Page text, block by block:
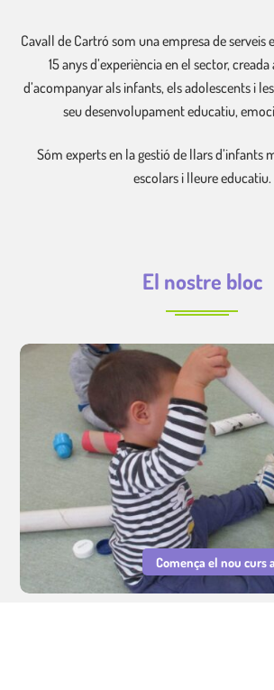
Cavall de Cartró som una empresa de serveis
15 anys d’experiència en el sector,
d’acompanyar als infants, els adolescents i
seu desenvolupament educatiu,
Sóm experts en la gestió de llars d’infants
escolars i lleure educatiu.
El nostre bloc
Comença el nou curs